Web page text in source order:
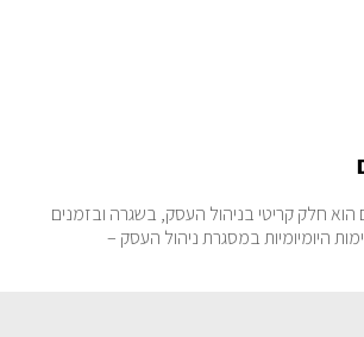
הוא חלק קריטי בניהול העסק, בשגרה ובזמנים
היומיומיות במסגרת ניהול העסק –